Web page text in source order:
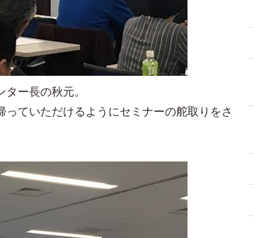
ー長の秋元。
ていただけるようにセミナーの舵取りをさ